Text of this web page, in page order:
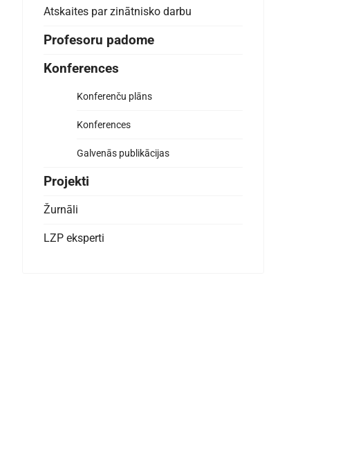
Atskaites par zinātnisko darbu
Profesoru padome
Konferences
Konferenču plāns
Konferences
Galvenās publikācijas
Projekti
Žurnāli
LZP eksperti